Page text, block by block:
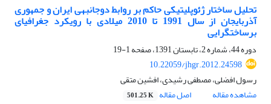
تحلیل ساختار ژئوپلیتیکی حاکم بر روابط دوجانبه‎ی ایران و جمهوری
آذربایجان از سال 1991 تا 2010 میلادی با رویکرد جغرافیای
برساخت‎گرایی
دوره 44، شماره 2، تابستان 1391، صفحه
1-19
10.22059/jhgr.2012.24598
رسول افضلی، مصطفی رشیدی، افشین متقی
مشاهده مقاله
اصل مقاله 501.25 K